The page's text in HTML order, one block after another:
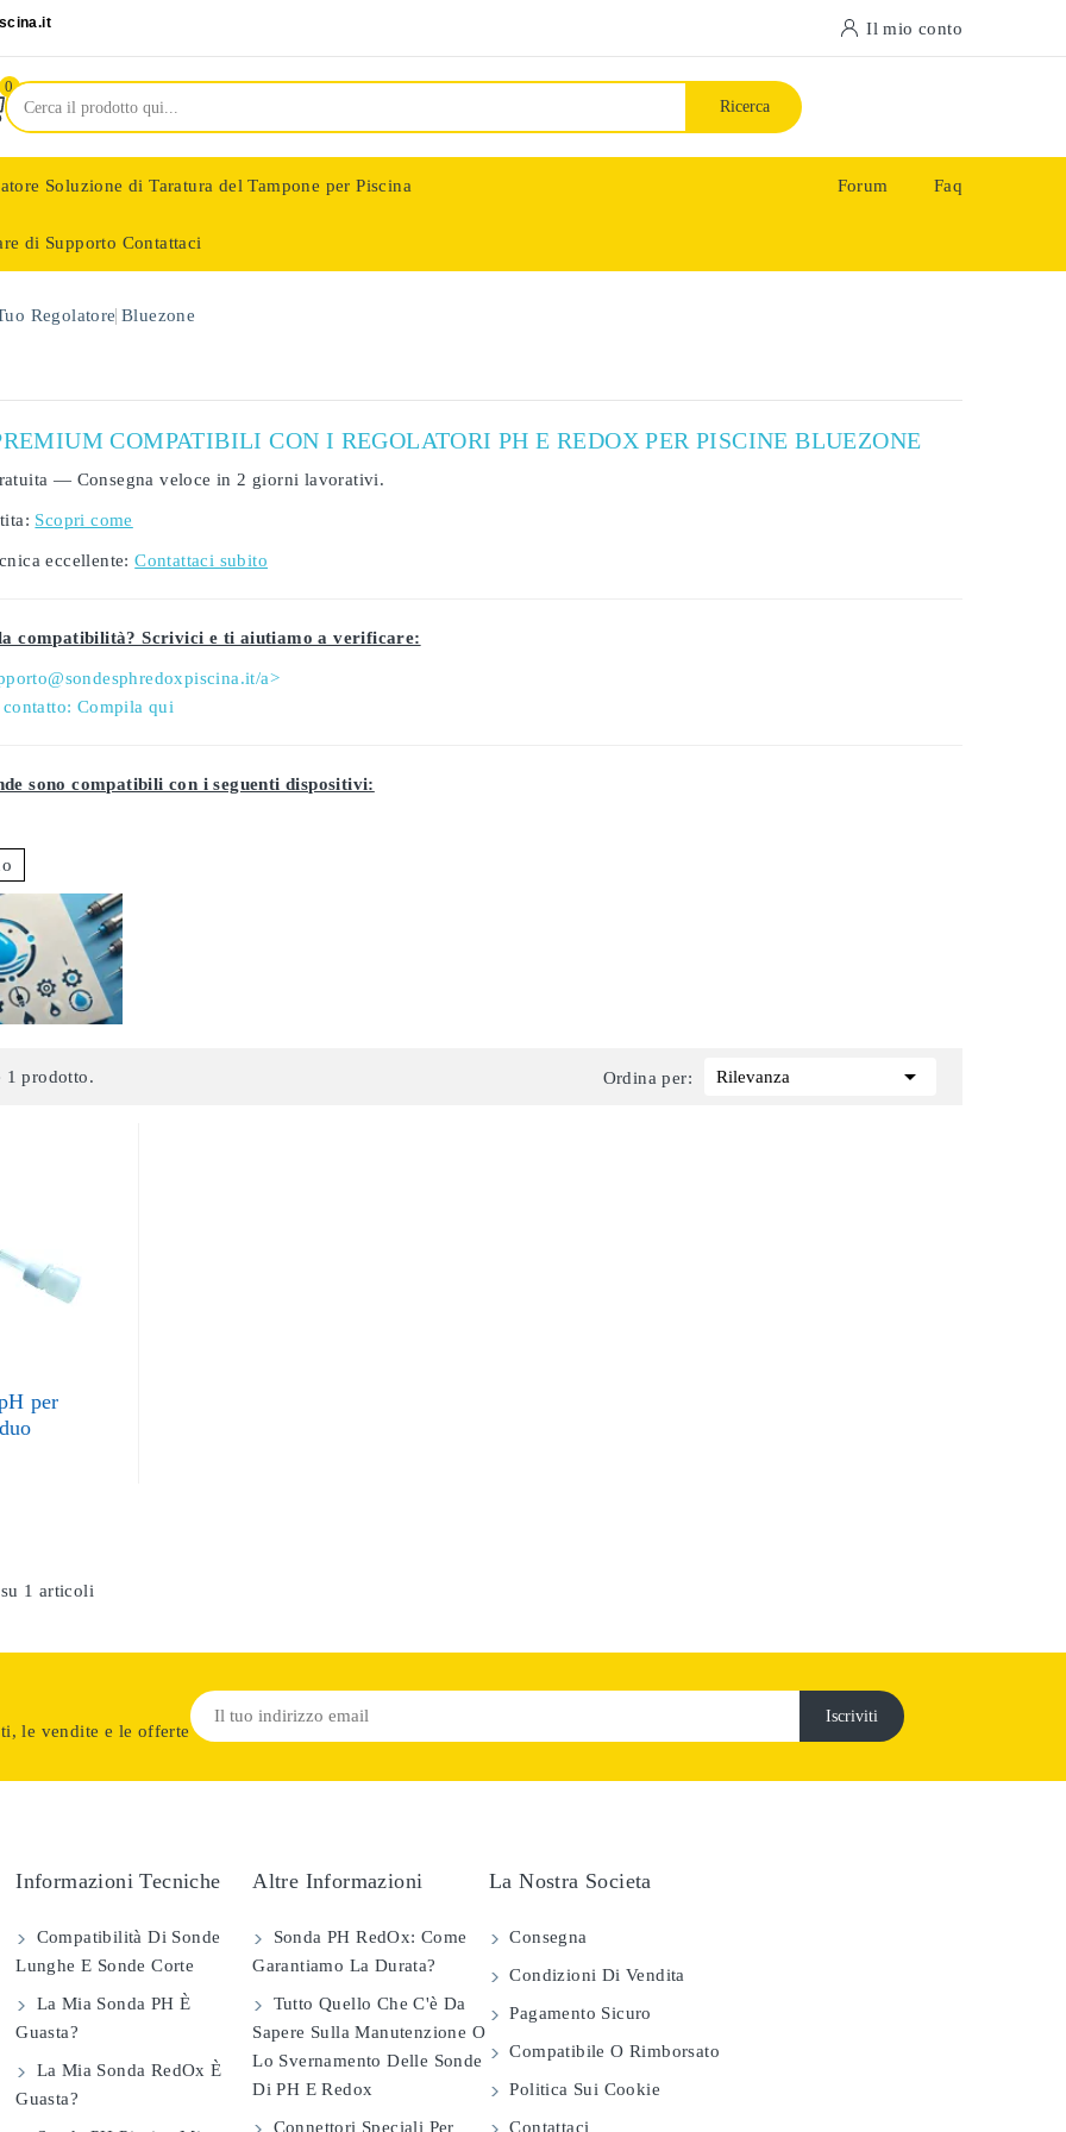
Il mio conto
0
Ricerca
Soluzione di Taratura del Tampone per Piscina
di Supporto Contattaci
Forum Faq
Regolatore Bluezone
COMPATIBILI CON I REGOLATORI PH E REDOX PER PISCINE BLUEZONE
— Consegna veloce in 2 giorni lavorativi.
Scopri come
eccellente: Contattaci subito
compatibilità? Scrivici e ti aiutiamo a verificare:
a>
Compila qui
sono compatibili con i seguenti dispositivi:
1 prodotto. Ordina per: Rilevanza 
per
1 articoli
le vendite e le offerte
Informazioni Tecniche
Compatibilità Di Sonde
Lunghe E Sonde Corte
La Mia Sonda PH È
Guasta?
La Mia Sonda RedOx È
Guasta?
Altre Informazioni
Sonda PH RedOx: Come
Garantiamo La Durata?
Tutto Quello Che C'è Da
Sapere Sulla Manutenzione O
Lo Svernamento Delle Sonde
Di PH E Redox
Connettori Speciali Per
La Nostra Societa
Consegna
Condizioni Di Vendita
Pagamento Sicuro
Compatibile O Rimborsato
Politica Sui Cookie
Contattaci